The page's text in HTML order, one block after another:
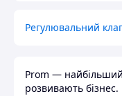
Регулювальний
Prom — найбільший
розвивають